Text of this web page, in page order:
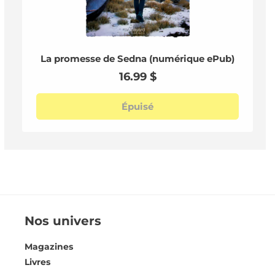
La promesse de Sedna (numérique ePub)
Prix
habituel
16.99 $
Épuisé
Nos univers
Magazines
Livres